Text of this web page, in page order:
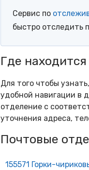
Сервис по
быстро отследить
Где
Для того чтобы
удобной навигации в
отделение с
уточнения адреса,
Почтовые
155571 Горки-